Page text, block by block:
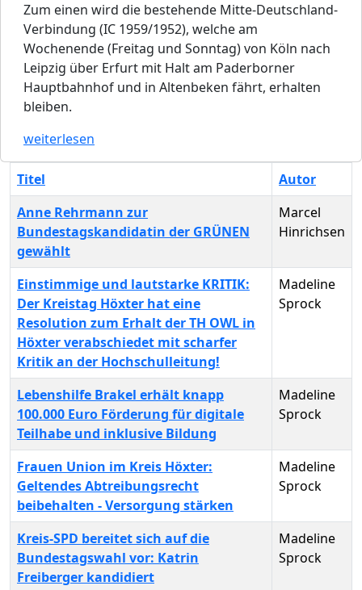
Zum einen wird die bestehende Mitte-Deutschland-
Verbindung (IC 1959/1952), welche am
Wochenende (Freitag und Sonntag) von Köln nach
Leipzig über Erfurt mit Halt am Paderborner
Hauptbahnhof und in Altenbeken fährt, erhalten
bleiben.
weiterlesen
Titel
Autor
Anne Rehrmann zur
Bundestagskandidatin der GRÜNEN
gewählt
Marcel
Hinrichsen
Einstimmige und lautstarke KRITIK:
Der Kreistag Höxter hat eine
Resolution zum Erhalt der TH OWL in
Höxter verabschiedet mit scharfer
Kritik an der Hochschulleitung!
Madeline
Sprock
Lebenshilfe Brakel erhält knapp
100.000 Euro Förderung für digitale
Teilhabe und inklusive Bildung
Madeline
Sprock
Frauen Union im Kreis Höxter:
Geltendes Abtreibungsrecht
beibehalten - Versorgung stärken
Madeline
Sprock
Kreis-SPD bereitet sich auf die
Bundestagswahl vor: Katrin
Freiberger kandidiert
Madeline
Sprock